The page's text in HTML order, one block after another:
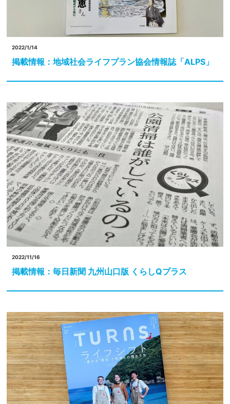
2022/1/14
掲載情報：地域社会ライフプラン協会情報誌「ALPS」
2022/11/16
掲載情報：毎日新聞 九州山口版 くらしQプラス